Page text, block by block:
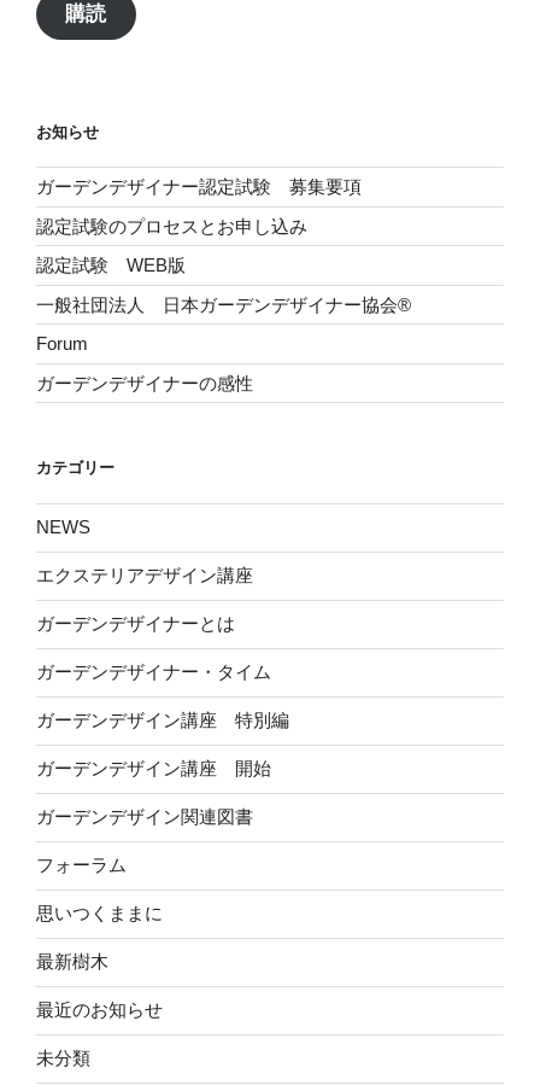
ア
ド
購読
お知らせ
ガーデンデザイナー認定試験 募集要項
認定試験のプロセスとお申し込み
認定試験 WEB版
一般社団法人 日本ガーデンデザイナー協会®
Forum
ガーデンデザイナーの感性
カテゴリー
NEWS
エクステリアデザイン講座
ガーデンデザイナーとは
ガーデンデザイナー・タイム
ガーデンデザイン講座 特別編
ガーデンデザイン講座 開始
ガーデンデザイン関連図書
フォーラム
思いつくままに
最新樹木
最近のお知らせ
未分類